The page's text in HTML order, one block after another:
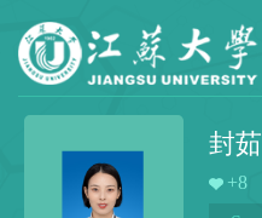
封茹
+8